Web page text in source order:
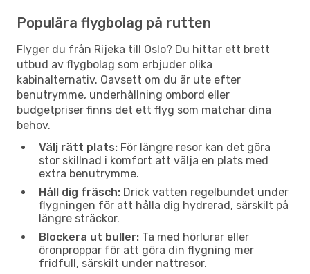
Populära flygbolag på rutten
Flyger du från Rijeka till Oslo? Du hittar ett brett
utbud av flygbolag som erbjuder olika
kabinalternativ. Oavsett om du är ute efter
benutrymme, underhållning ombord eller
budgetpriser finns det ett flyg som matchar dina
behov.
Välj rätt plats: För längre resor kan det göra
stor skillnad i komfort att välja en plats med
extra benutrymme.
Håll dig fräsch: Drick vatten regelbundet under
flygningen för att hålla dig hydrerad, särskilt på
längre sträckor.
Blockera ut buller: Ta med hörlurar eller
öronproppar för att göra din flygning mer
fridfull, särskilt under nattresor.